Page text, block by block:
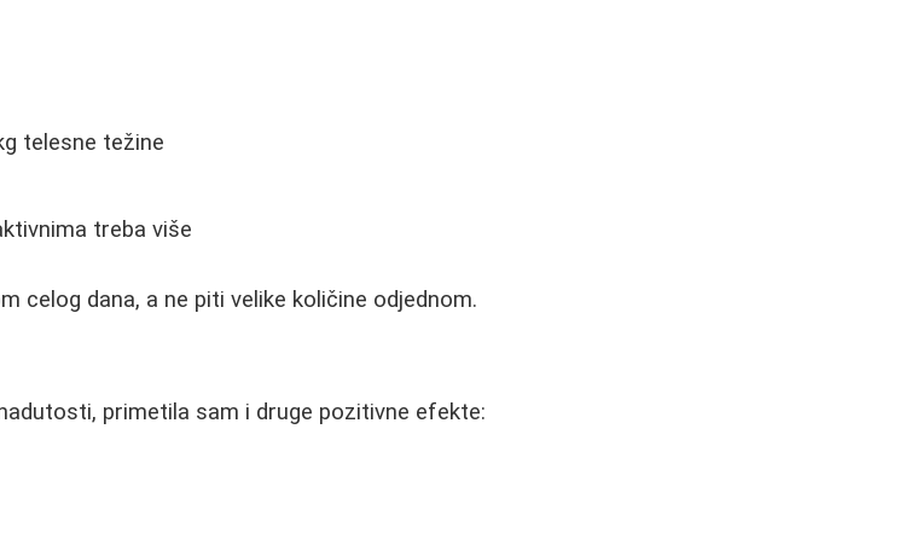
telesne težine
treba više
celog dana, a ne piti velike količine odjednom.
primetila sam i druge pozitivne efekte: